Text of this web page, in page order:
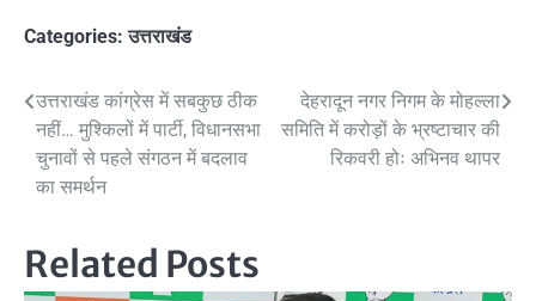
Categories:उत्तराखंड
Post
navigation
उत्तराखंड कांग्रेस में सबकुछ ठीक
नहीं… मुश्किलों में पार्टी, विधानसभा
चुनावों से पहले संगठन में बदलाव
का समर्थन
देहरादून नगर निगम के मोहल्ला
समिति में करोड़ों के भ्रष्टाचार की
रिकवरी होः अभिनव थापर
Related Posts